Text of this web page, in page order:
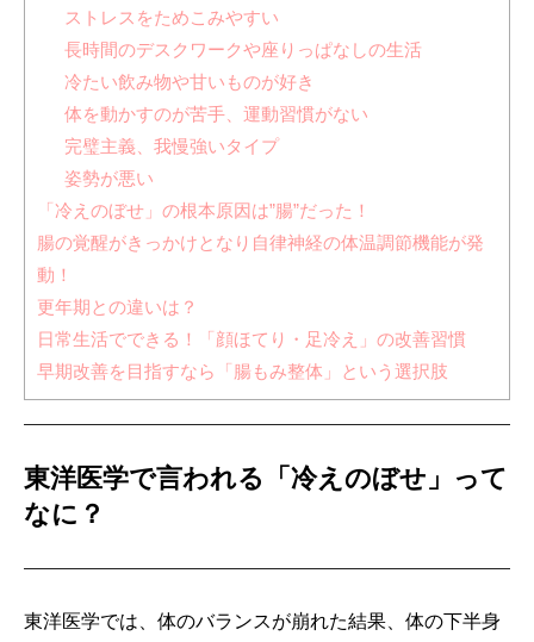
ストレスをためこみやすい
長時間のデスクワークや座りっぱなしの生活
冷たい飲み物や甘いものが好き
体を動かすのが苦手、運動習慣がない
完璧主義、我慢強いタイプ
姿勢が悪い
「冷えのぼせ」の根本原因は”腸”だった！
腸の覚醒がきっかけとなり自律神経の体温調節機能が発
動！
更年期との違いは？
日常生活でできる！「顔ほてり・足冷え」の改善習慣
早期改善を目指すなら「腸もみ整体」という選択肢
東洋医学で言われる「冷えのぼせ」って
なに？
東洋医学では、体のバランスが崩れた結果、体の下半身